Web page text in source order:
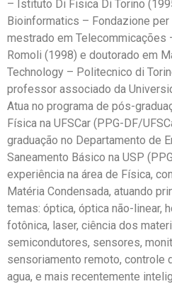
– Istituto Di Fisica Di Torino
Bioinformatics – Fondazione
mestrado em Telecommicações
Romoli (1998) e doutorado em
Technology – Politecnico di
professor associado da
Atua no programa de pós-
Física na UFSCar (PPG-DF/
graduação no Departamento de
Saneamento Básico na USP
experiência na área de Física,
Matéria Condensada, atuando
temas: óptica, óptica não-linear,
fotônica, laser, ciência dos
semicondutores, sensores,
sensoriamento remoto, controle
agua, e mais recentemente